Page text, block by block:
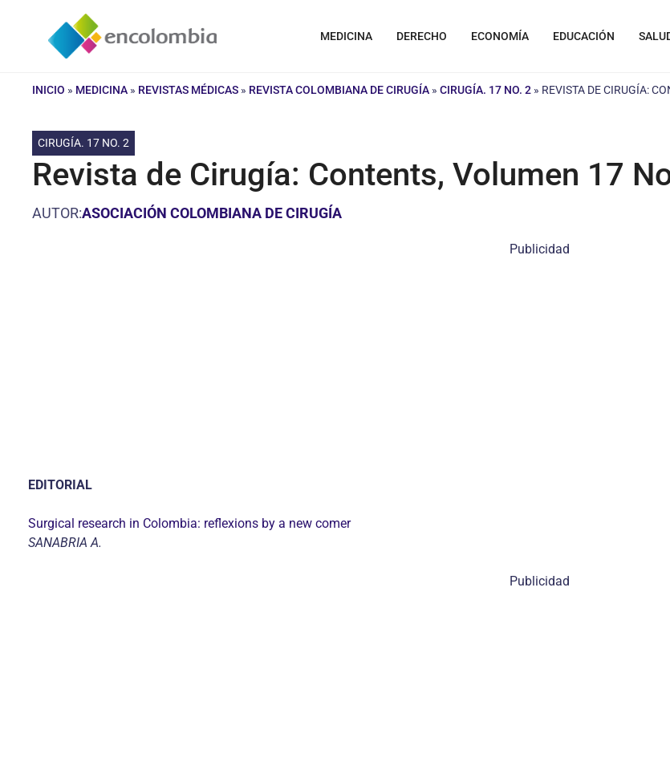
contenido
MEDICINA DERECHO ECONOMÍA EDUCACIÓN
INICIO » MEDICINA » REVISTAS MÉDICAS » REVISTA COLOMBIANA DE CIRUGÍA » CIRUGÍA. 17 NO. 2 » REVISTA DE CIRUGÍA:
CIRUGÍA. 17 NO. 2
Revista de Cirugía: Contents, Volumen 17
AUTOR:ASOCIACIÓN COLOMBIANA DE CIRUGÍA
Publicidad
EDITORIAL
Surgical research in Colombia: reflexions by a new comer
SANABRIA A.
Publicidad